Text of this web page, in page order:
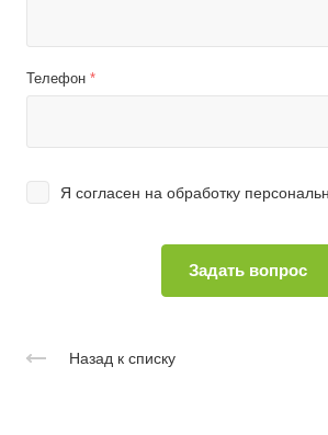
Телефон *
Я согласен на обработку
Назад к списку